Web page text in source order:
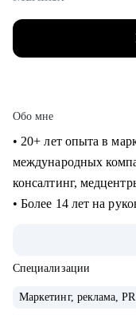
Обо мне
• 20+ лет опыта в
международных
консалтинг,
• Более 14 лет на
• Обширная
консалтинге,
рынки, в том числе
Специализации
Маркетинг, реклама, PR